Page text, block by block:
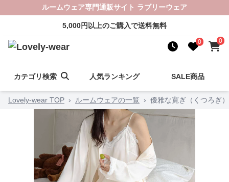
ルームウェア専門通販サイト ラブリーウェア
5,000円以上のご購入で送料無料
0 0
カテゴリ検索 人気ランキング SALE商品
Lovely-wear TOP › ルームウェアの一覧 › 優雅な寛ぎ（くつろぎ